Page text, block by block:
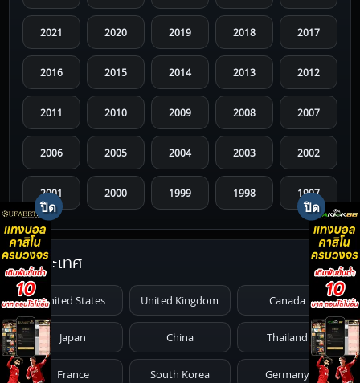
2021 2020 2019 2018 2017
2016 2015 2014 2013 2012
2011 2010 2009 2008 2007
2006 2005 2004 2003 2002
2001 2000 1999 1998 1997
1996 1995 1994 1993 1992
1991 1987
1986 1985 1984 1983 1982
1981 1980 1979 1978 1977
ประเทศ
United States United Kingdom Canada
Japan China Thailand
France South Korea Germany